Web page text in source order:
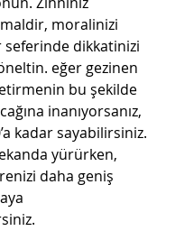
moralinizi
dikkatinizi
eğer gezinen
bu şekilde
inanıyorsanız,
kadar sayabilirsiniz.
yürürken,
daha geniş